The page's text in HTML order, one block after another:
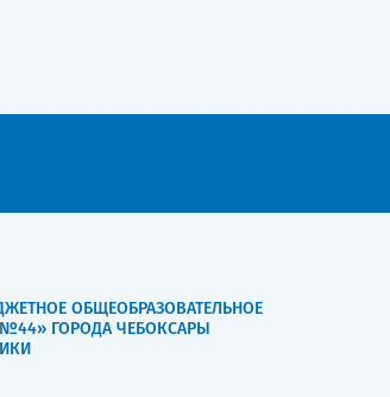
ОБЩЕОБРАЗОВАТЕЛЬНОЕ
ГОРОДА ЧЕБОКСАРЫ